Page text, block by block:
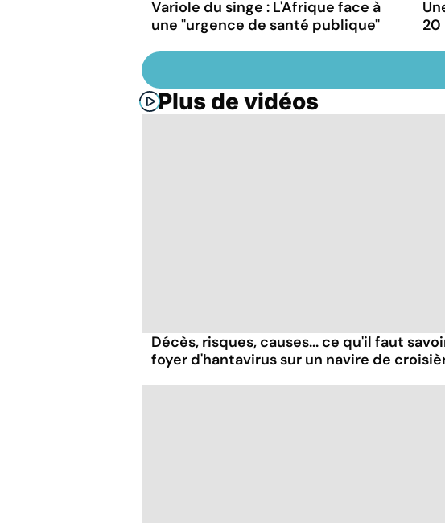
Variole du singe : L'Afrique face à
une "urgence de santé publique"
20
Plus de vidéos
Décès, risques, causes... ce qu'il faut
foyer d'hantavirus sur un navire de